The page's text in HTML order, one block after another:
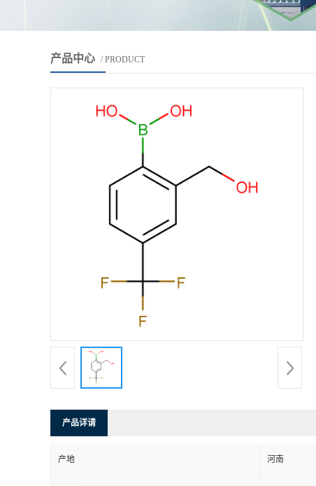
产品中心 / PRODUCT
产品详请
产地 河南